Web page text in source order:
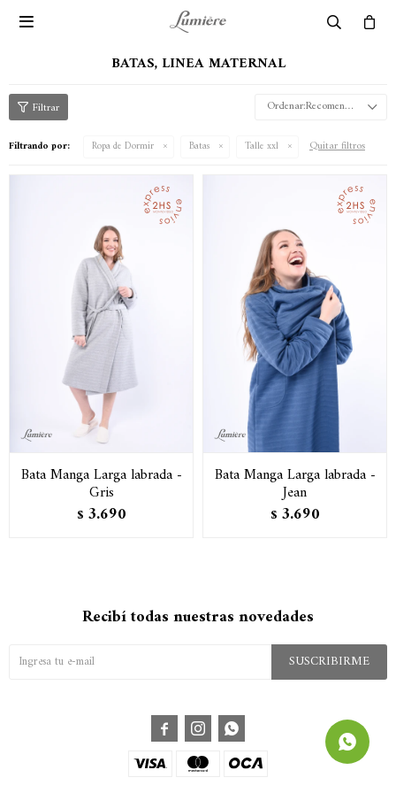

BATAS, LINEA MATERNAL
Recomendados
Filtrando por: Ropa de Dormir Batas Talle xxl Quitar filtros
Bata Manga Larga labrada -
Gris
$ 3.690
Bata Manga Larga labrada -
Jean
$ 3.690
Recibí todas nuestras novedades
SUSCRIBIRME
  